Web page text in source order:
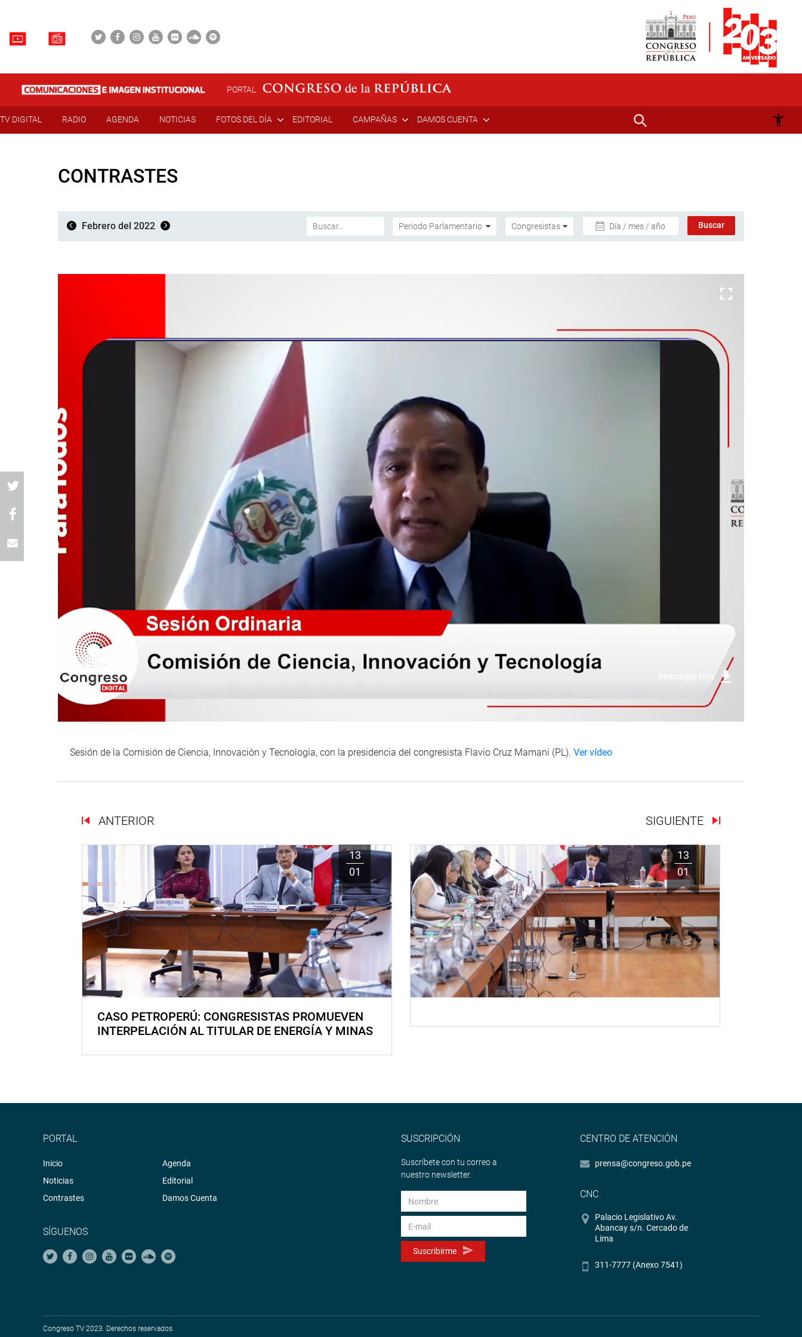
PORTAL
TV DIGITAL RADIO AGENDA NOTICIAS FOTOS DEL DÍA EDITORIAL CAMPAÑAS DAMOS CUENTA
CONTRASTES
Febrero del 2022 Día / mes / año
Sesión de la Comisión de Ciencia, Innovación y Tecnología, con la presidencia del congresista Flavio Cruz Mamani (PL). Ver vídeo
ANTERIOR SIGUIENTE
13
01
CASO PETROPERÚ: CONGRESISTAS PROMUEVEN
INTERPELACIÓN AL TITULAR DE ENERGÍA Y MINAS
13
01
PORTAL
Inicio
Noticias
Contrastes
Agenda
Editorial
Damos Cuenta
SÍGUENOS
SUSCRIPCIÓN
Suscríbete con tu correo a
nuestro newsletter.
Suscribirme
CENTRO DE ATENCIÓN
prensa@congreso.gob.pe
CNC
Palacio Legislativo Av.
Abancay s/n. Cercado de
Lima
311-7777 (Anexo 7541)
Congreso TV 2023. Derechos reservados.